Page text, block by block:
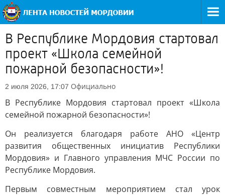
В Республике Мордовия стартовал
проект «Школа семейной
пожарной безопасности»!
2 июля 2026, 17:07 Официально
В Республике Мордовия стартовал проект «Школа
семейной пожарной безопасности»!
Он реализуется благодаря работе АНО «Центр
развития общественных инициатив Республики
Мордовия» и Главного управления МЧС России по
Республике Мордовия.
Первым совместным мероприятием стал урок